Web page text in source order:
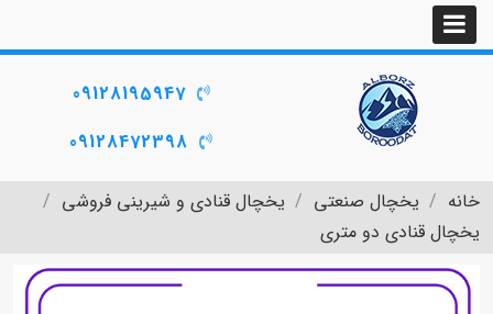
09128195947
09128472398
خانه یخچال صنعتی
یخچال قنادی و شیرینی فروشی
یخچال قنادی دو متری